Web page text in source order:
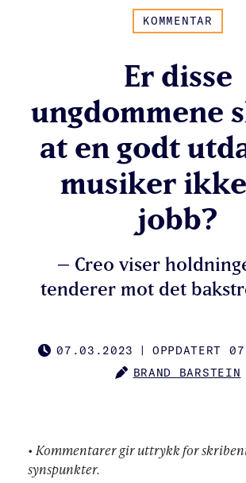
KOMMENTAR
Er disse
ungdommene
at en godt
musiker
jobb?
– Creo viser
tenderer mot det
PUBLISHED
07.03.2023 | OPPDATERT
AUTHOR
BRAND BARSTEIN
• Kommentarer gir uttrykk for
synspunkter.